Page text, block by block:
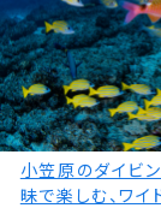
小笠原のダイビ
昧で楽しむ、ワ